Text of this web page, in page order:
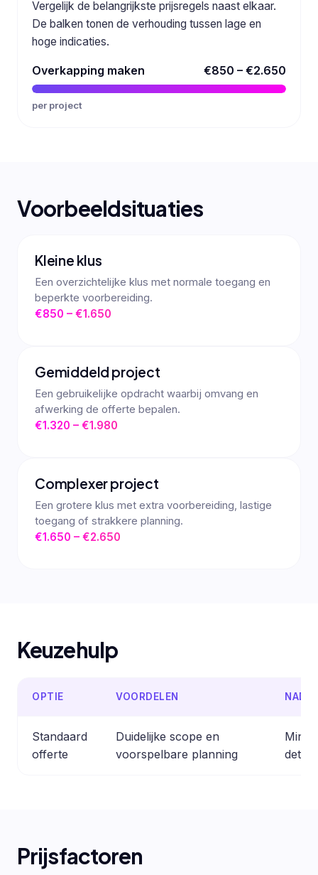
Vergelijk de belangrijkste prijsregels naast elkaar.
De balken tonen de verhouding tussen lage en
hoge indicaties.
Overkapping maken €850 – €2.650
per project
Voorbeeldsituaties
Kleine klus
Een overzichtelijke klus met normale toegang en
beperkte voorbereiding.
€850 – €1.650
Gemiddeld project
Een gebruikelijke opdracht waarbij omvang en
afwerking de offerte bepalen.
€1.320 – €1.980
Complexer project
Een grotere klus met extra voorbereiding, lastige
toegang of strakkere planning.
€1.650 – €2.650
Keuzehulp
OPTIE VOORDELEN
Standaard
offerte
Duidelijke scope en
voorspelbare planning
Prijsfactoren